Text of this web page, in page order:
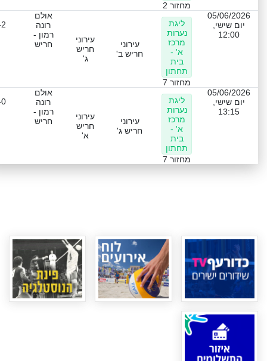
מחזור 2
05/06/2026
יום שישי,
12:00
ליגת
נערות
מרכז
א' -
בית
תחתון
מחזור 7
עירוני
חריש ב'
עירוני
חריש
ג'
אולם
רונה
רמון -
חריש
05/06/2026
יום שישי,
13:15
ליגת
נערות
מרכז
א' -
בית
תחתון
מחזור 7
עירוני
חריש ג'
עירוני
חריש
א'
אולם
רונה
רמון -
חריש